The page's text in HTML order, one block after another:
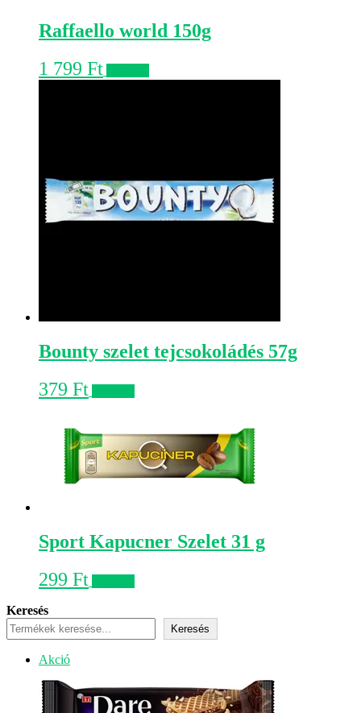
Raffaello world 150g
1 799 Ft
Bounty szelet tejcsokoládés 57g
379 Ft
Sport Kapucner Szelet 31 g
299 Ft
Keresés
Keresés
AkcióAkciós